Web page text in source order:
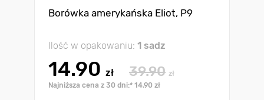
Borówka amerykańska Eliot, P9
Ilość w opakowaniu: 1 sadz
14.90 zł 39.90 zł
Najniższa cena z 30 dni:* 14.90 zł